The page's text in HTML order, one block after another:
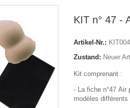
KIT n° 47 -
Artikel-Nr.:
Zustand: Neuer
Kit comprenant :
- La fiche n°47 Air
modèles différents